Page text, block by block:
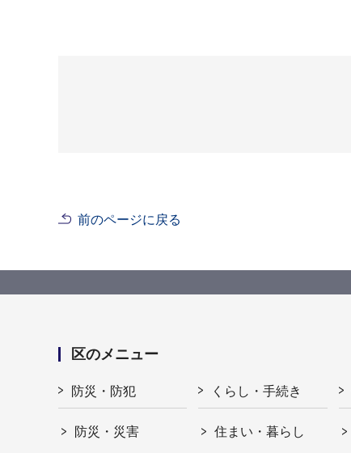
前のページに戻る
区のメニュー
防災・防犯
防災・災害
くらし・手続き
住まい・暮らし